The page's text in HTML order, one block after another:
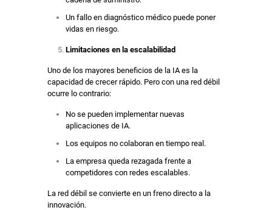
Un fallo en diagnóstico médico puede poner
vidas en riesgo.
Limitaciones en la escalabilidad
Uno de los mayores beneficios de la IA es la
capacidad de crecer rápido. Pero con una red débil
ocurre lo contrario:
No se pueden implementar nuevas
aplicaciones de IA.
Los equipos no colaboran en tiempo real.
La empresa queda rezagada frente a
competidores con redes escalables.
La red débil se convierte en un freno directo a la
innovación.